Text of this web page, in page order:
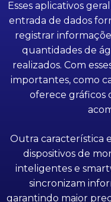
Esses aplicativos
entrada de dados
registrar
quantidades de
realizados. Com
importantes, como
oferece gráficos
Outra característica
dispositivos de
inteligentes e
sincronizam
garantindo maior